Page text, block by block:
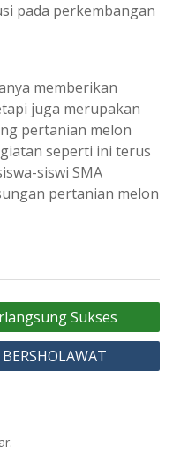
pada perkembangan
memberikan
juga merupakan
pertanian melon
seperti ini terus
siswi SMA
pertanian melon
Sukses